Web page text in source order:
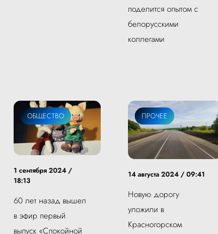
поделится опытом с
белорусскими
коллегами
ОБЩЕСТВО
1 сентября 2024 /
18:13
60 лет назад вышел
в эфир первый
выпуск «Спокойной
ПРОЧЕЕ
14 августа 2024 / 09:41
Новую дорогу
уложили в
Красногорском